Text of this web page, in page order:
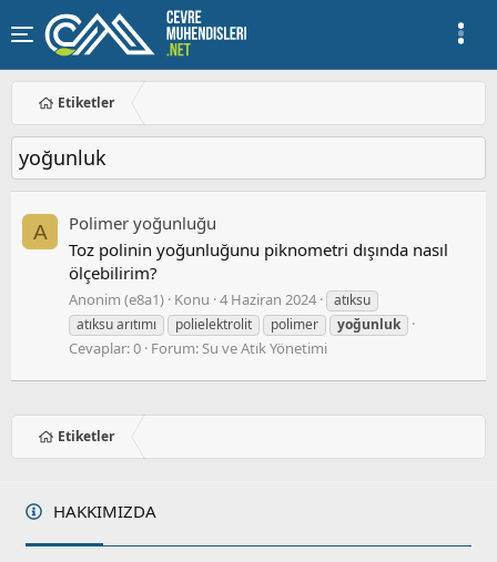
Etiketler
yoğunluk
A
Polimer yoğunluğu
Toz polinin yoğunluğunu piknometri dışında nasıl
ölçebilirim?
Anonim (e8a1) Konu 4 Haziran 2024
atıksu
atıksu arıtımı
polielektrolit polimer yoğunluk
Cevaplar: 0 Forum:Su ve Atık Yönetimi
Etiketler
HAKKIMIZDA